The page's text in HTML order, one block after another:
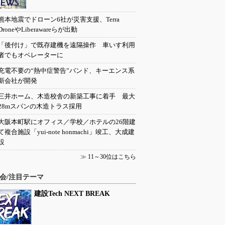
本地震でドローン6社が災害支援、Terra
やLiberawareらが出動
後付け」で既存建機を遠隔操作 車いす利用
でもオペレーターに
電不要の“熱中症警告”バンド、キーエンス系
会社が開発
井ホーム、木造校舎の新築工事に着手 最大
スパンの木造トラス採用
阪本町駅にオフィス／学校／ホテルの26階建
複合施設「yui-note honmachi」竣工、大成建
≫ 11～30位はこちら
/注目テーマ
建設Tech NEXT BREAK